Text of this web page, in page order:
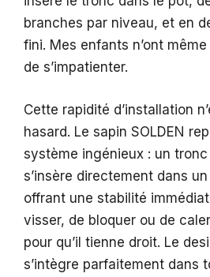
branches par niveau, et en
fini. Mes enfants n’ont
de s’impatienter.
Cette rapidité d’installation
hasard. Le sapin SOLDEN
système ingénieux : un
s’insère directement dans
offrant une stabilité
visser, de bloquer ou de
pour qu’il tienne droit. Le
s’intègre parfaitement dans